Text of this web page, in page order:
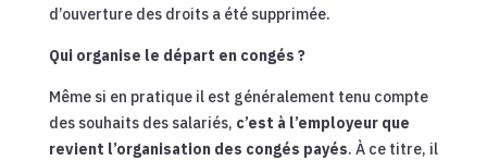
d’ouverture des droits a été supprimée.
Qui organise le départ en congés ?
Même si en pratique il est généralement tenu compte
des souhaits des salariés, c’est à l’employeur que
revient l’organisation des congés payés. À ce titre, il